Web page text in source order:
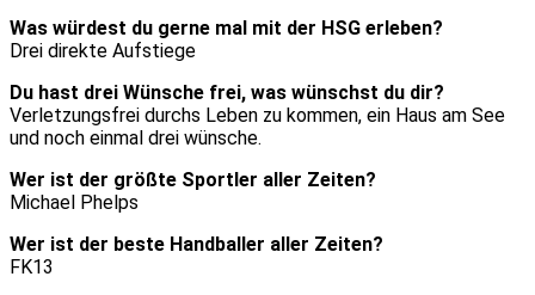
Was würdest du gerne mal mit der HSG erleben?
Drei direkte Aufstiege
Du hast drei Wünsche frei, was wünschst du dir?
Verletzungsfrei durchs Leben zu kommen, ein Haus am See
und noch einmal drei wünsche.
Wer ist der größte Sportler aller Zeiten?
Michael Phelps
Wer ist der beste Handballer aller Zeiten?
FK13